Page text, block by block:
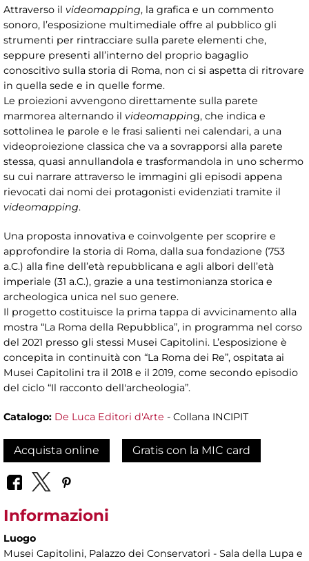
Attraverso il videomapping, la grafica e un commento
sonoro, l’esposizione multimediale offre al pubblico gli
strumenti per rintracciare sulla parete elementi che,
seppure presenti all’interno del proprio bagaglio
conoscitivo sulla storia di Roma, non ci si aspetta di ritrovare
in quella sede e in quelle forme.
Le proiezioni avvengono direttamente sulla parete
marmorea alternando il videomapping, che indica e
sottolinea le parole e le frasi salienti nei calendari, a una
videoproiezione classica che va a sovrapporsi alla parete
stessa, quasi annullandola e trasformandola in uno schermo
su cui narrare attraverso le immagini gli episodi appena
rievocati dai nomi dei protagonisti evidenziati tramite il
videomapping.
Una proposta innovativa e coinvolgente per scoprire e
approfondire la storia di Roma, dalla sua fondazione (753
a.C.) alla fine dell’età repubblicana e agli albori dell’età
imperiale (31 a.C.), grazie a una testimonianza storica e
archeologica unica nel suo genere.
Il progetto costituisce la prima tappa di avvicinamento alla
mostra “La Roma della Repubblica”, in programma nel corso
del 2021 presso gli stessi Musei Capitolini. L’esposizione è
concepita in continuità con “La Roma dei Re”, ospitata ai
Musei Capitolini tra il 2018 e il 2019, come secondo episodio
del ciclo “Il racconto dell'archeologia”.
Catalogo: De Luca Editori d'Arte - Collana INCIPIT
Acquista online Gratis con la MIC card
Informazioni
Luogo
Musei Capitolini, Palazzo dei Conservatori - Sala della Lupa e